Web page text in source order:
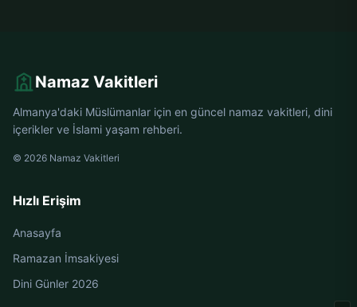
Namaz Vakitleri
Almanya'daki Müslümanlar için en güncel namaz vakitleri, dini
içerikler ve İslami yaşam rehberi.
© 2026 Namaz Vakitleri
Hızlı Erişim
Anasayfa
Ramazan İmsakiyesi
Dini Günler 2026